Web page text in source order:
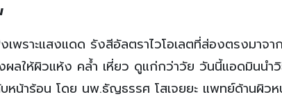
พราะแสงแดด รังสีอัลตราไวโอเลตที่ส่องตรงมาจ
ลให้ผิวแห้ง คล้ำ เหี่ยว ดูแก่กว่าวัย วันนี้แอดมินนำ
น้าร้อน โดย นพ.ธัญธรรศ โสเจยยะ แพทย์ด้านผิวห